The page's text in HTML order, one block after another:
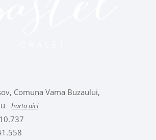
Comuna Vama Buzaului,
harta aici